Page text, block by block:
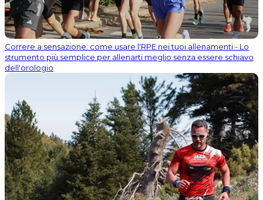
Correre a sensazione: come usare l'RPE nei tuoi allenamenti - Lo
strumento più semplice per allenarti meglio senza essere schiavo
dell'orologio